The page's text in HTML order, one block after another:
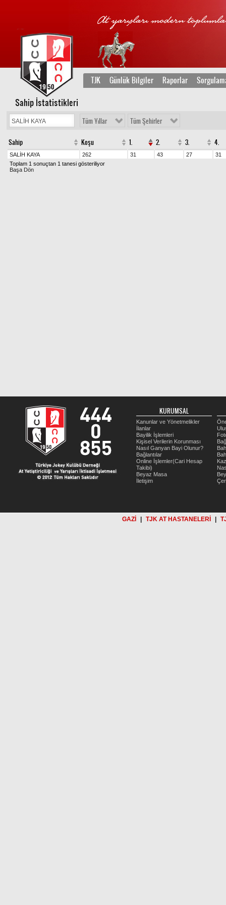
TJK Günlük Bilgiler Raporlar
Sahip İstatistikleri
Tüm Yıllar Tüm Şehirler
Sahip Koşu 1. 2. 3. 4.
SALİH KAYA 262 31 43 27
31
Toplam 1 sonuçtan 1 tanesi gösteriliyor
Başa Dön
KURUMSAL
Kanunlar ve Yönetmelikler
İlanlar
Bayilik İşlemleri
Kişisel Verilerin Korunması
Nasıl Ganyan Bayi Olunur?
Bağlantılar
Online İşlemler(Cari Hesap
Takibi)
Beyaz Masa
İletişim
GAZİ TJK AT HASTANELERİ